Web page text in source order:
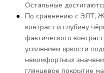
Остальные
По сравнению с ЭЛТ,
контраст и глубину
фактического
усилением яркости
некомфортных
глянцевое покрытие